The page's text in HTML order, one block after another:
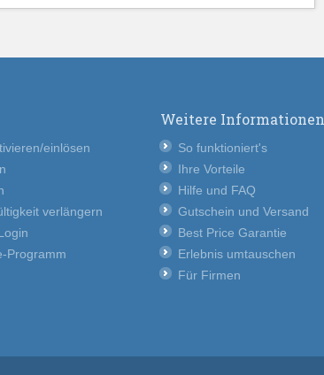
einlösen
verlängern
Programm
Weitere Informationen
So funktioniert's
Ihre Vorteile
Hilfe und FAQ
Gutschein und Versand
Best Price Garantie
Erlebnis umtauschen
Für Firmen